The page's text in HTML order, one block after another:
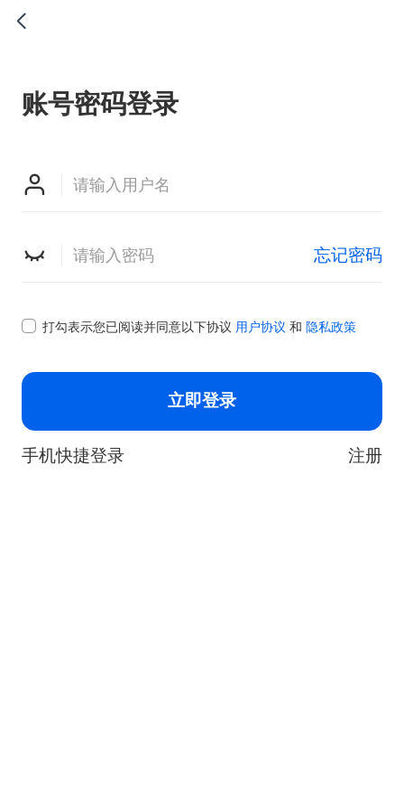

账号密码登录

 忘记密码
 打勾表示您已阅读并同意以下协议 用户协议 和 隐私政策
立即登录
手机快捷登录 注册